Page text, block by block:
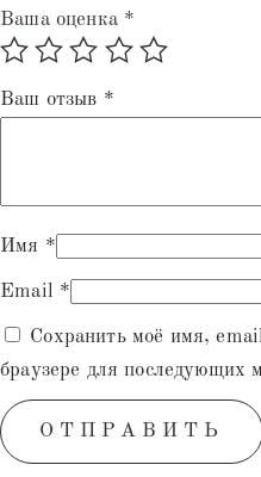
Ваша оценка *
Ваш отзыв *
Имя *
Email *
Сохранить моё имя,
браузере для последующих